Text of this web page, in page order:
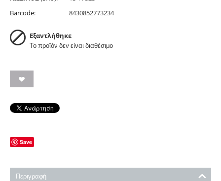
Barcode:
8430852773234
Εξαντλήθηκε
Το προϊόν δεν είναι διαθέσιμο
Save
Περιγραφή